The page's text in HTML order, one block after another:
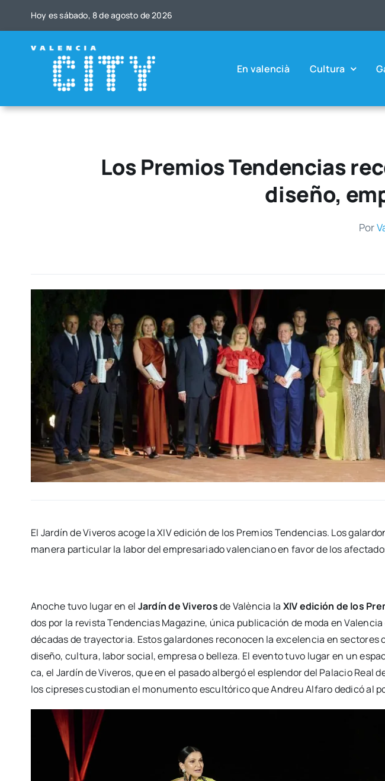
Hoy es sába­do, 8 de agos­to de 2026
En valen­cià Cul­tu­ra
Los Premios Tendencias
diseño,
Por
El Jar­dín de Vive­ros aco­ge la XIV edi­ción de los Pre­mios Ten­den­cias. Los
mane­ra par­ti­cu­lar la labor del empre­sa­ria­do valen­ciano en favor de los
Ano­che tuvo lugar en el Jar­dín de Vive­rosde Valèn­cia la XIV edi­ción de los
dos por la revis­ta Ten­den­cias Maga­zi­ne, úni­ca publi­ca­ción de moda en
déca­das de tra­yec­to­ria. Estos galar­do­nes reco­no­cen la exce­len­cia en sec­to­res
dise­ño, cul­tu­ra, labor social, empre­sa o belle­za. El even­to tuvo lugar en un
ca, el Jar­dín de Vive­ros, que en el pasa­do alber­gó el esplen­dor del Pala­cio Real
los cipre­ses cus­to­dian el monu­men­to escul­tó­ri­co que Andreu Alfa­ro dedi­có al